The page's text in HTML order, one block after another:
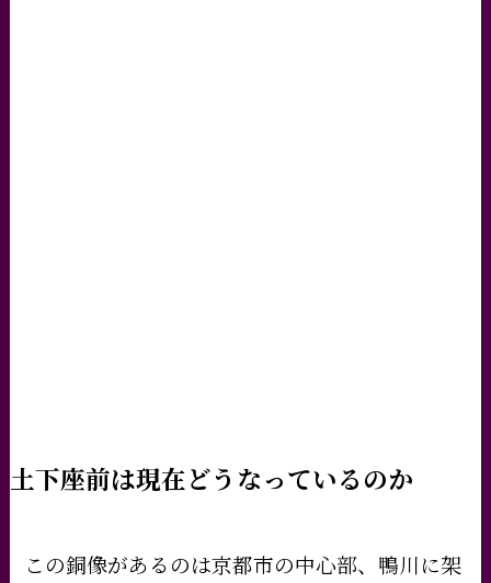
土下座前は現在どうなっているのか
この銅像があるのは京都市の中心部、鴨川に架